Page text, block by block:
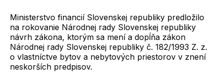
Ministerstvo financií Slovenskej republiky predložilo
na rokovanie Národnej rady Slovenskej republiky
návrh zákona, ktorým sa mení a dopĺňa zákon
Národnej rady Slovenskej republiky č. 182/1993 Z. z.
o vlastníctve bytov a nebytových priestorov v znení
neskorších predpisov.